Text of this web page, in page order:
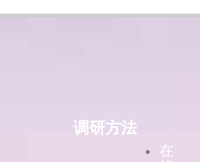
调研方法
在